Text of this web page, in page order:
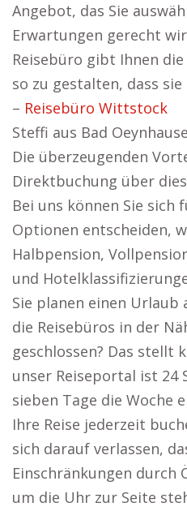
Angebot, das Sie
Erwartungen gerecht
Reisebüro gibt Ihnen
so zu gestalten, dass
– Reisebüro Wittstock
Steffi aus Bad
Die überzeugenden
Direktbuchung über
Bei uns können Sie sich
Optionen entscheiden,
Halbpension,
und
Sie planen einen Urlaub
die Reisebüros in der
geschlossen? Das stellt
unser Reiseportal ist 24
sieben Tage die Woche
Ihre Reise jederzeit
sich darauf verlassen,
Einschränkungen durch
um die Uhr zur Seite